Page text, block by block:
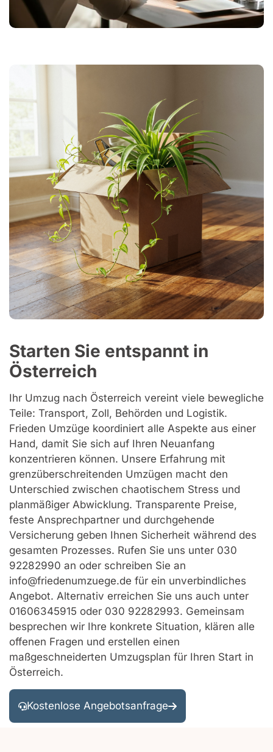
Starten Sie entspannt in
Österreich
Ihr Umzug nach Österreich vereint viele bewegliche
Teile: Transport, Zoll, Behörden und Logistik.
Frieden Umzüge koordiniert alle Aspekte aus einer
Hand, damit Sie sich auf Ihren Neuanfang
konzentrieren können. Unsere Erfahrung mit
grenzüberschreitenden Umzügen macht den
Unterschied zwischen chaotischem Stress und
planmäßiger Abwicklung. Transparente Preise,
feste Ansprechpartner und durchgehende
Versicherung geben Ihnen Sicherheit während des
gesamten Prozesses. Rufen Sie uns unter 030
92282990 an oder schreiben Sie an
info@friedenumzuege.de für ein unverbindliches
Angebot. Alternativ erreichen Sie uns auch unter
01606345915 oder 030 92282993. Gemeinsam
besprechen wir Ihre konkrete Situation, klären alle
offenen Fragen und erstellen einen
maßgeschneiderten Umzugsplan für Ihren Start in
Österreich.
Kostenlose Angebotsanfrage